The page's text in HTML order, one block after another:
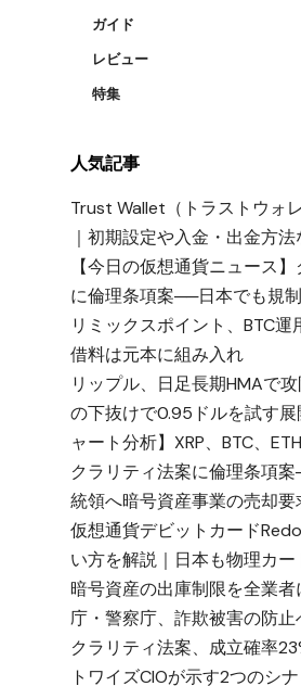
ガイド
レビュー
特集
人気記事
Trust Wallet（トラストウォ
｜初期設定や入金・出金方
【今日の仮想通貨ニュース
に倫理条項案──日本でも規
リミックスポイント、BTC運
借料は元本に組み入れ
リップル、日足長期HMAで
の下抜けで0.95ドルを試す
ャート分析】XRP、BTC、
クラリティ法案に倫理条項
統領へ暗号資産事業の売却要
仮想通貨デビットカード
い方を解説｜日本も物理カ
暗号資産の出庫制限を全業
庁・警察庁、詐欺被害の防止
クラリティ法案、成立確率
トワイズCIOが示す2つのシ